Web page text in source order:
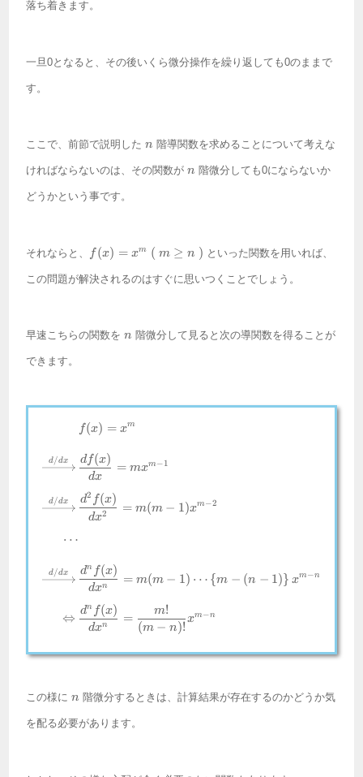
落ち着きます。
一旦0となると、その後いくら微分操作を繰り返しても0のままで
す。
ここで、前節で説明したn
n 階導関数を求めることについて考えな
ければならないのは、その関数がn
n 階微分しても0にならないか
どうかという事です。
それならと、
f(x)
=
x^m
n ~)
f(x) = xm ( m ≥ n ) といった関数を用いれば、
この問題が解決されるのはすぐに思いつくことでしょう。
早速こちらの関数をn
n 階微分して見ると次の導関数を得ることが
できます。
d/dx
d/dx
⋯
d/dx
⇔
f(x) = xm
dx
df(x)
= mxm−1
dx2
d2 f(x)
= m(m − 1)xm−2
dxn
dn f(x)
= m(m − 1) ⋯ {m − (n − 1)} xm−n
dxn
dn f(x)
=
(m − n)!
m!
xm−n
この様にn
n 階微分するときは、計算結果が存在するのかどうか気
を配る必要があります。